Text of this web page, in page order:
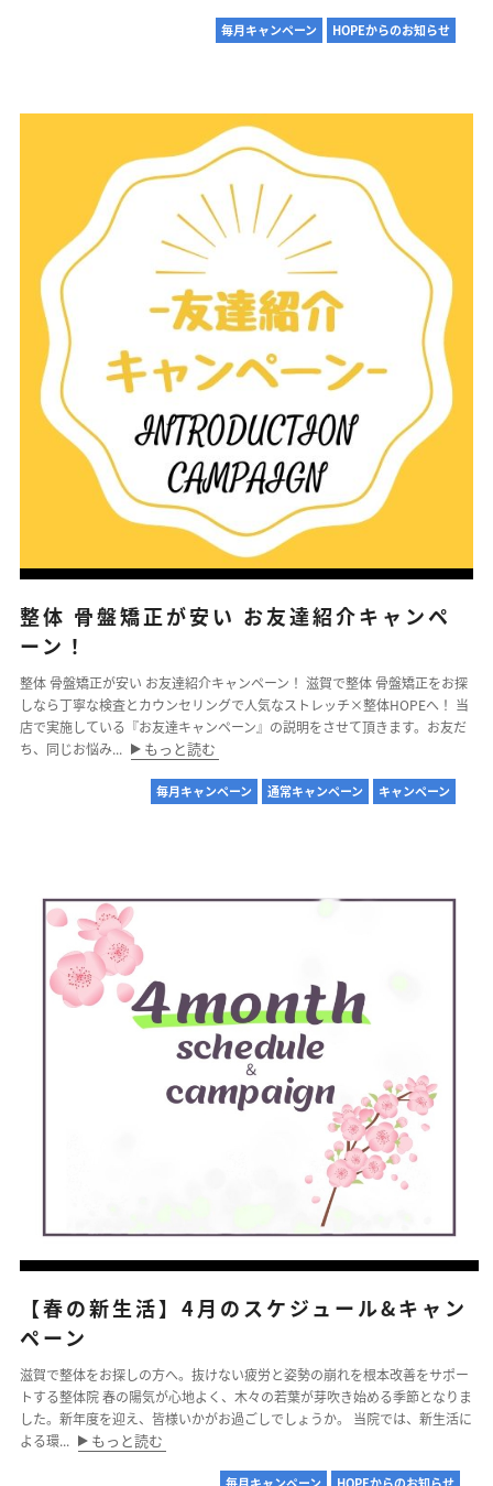
毎月キャンペーン HOPEからのお知らせ
整体 骨盤矯正が安い お友達紹介キャンペ
ーン！
整体 骨盤矯正が安い お友達紹介キャンペーン！ 滋賀で整体 骨盤矯正をお探
しなら丁寧な検査とカウンセリングで人気なストレッチ×整体HOPEへ！ 当
店で実施している『お友達キャンペーン』の説明をさせて頂きます。お友だ
ち、同じお悩み...
もっと読む
毎月キャンペーン 通常キャンペーン キャンペーン
【春の新生活】4月のスケジュール&キャン
ペーン
滋賀で整体をお探しの方へ。抜けない疲労と姿勢の崩れを根本改善をサポー
トする整体院 春の陽気が心地よく、木々の若葉が芽吹き始める季節となりま
した。新年度を迎え、皆様いかがお過ごしでしょうか。 当院では、新生活に
よる環...
もっと読む
毎月キャンペーン HOPEからのお知らせ